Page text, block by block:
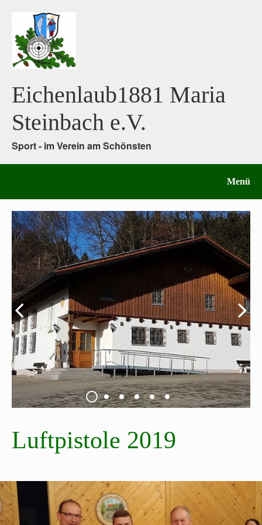
Eichenlaub1881 Maria
Steinbach e.V.
Sport - im Verein am Schönsten
Menü
Luftpistole 2019